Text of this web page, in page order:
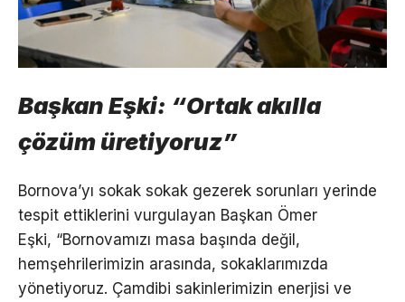
Başkan Eşki: “Ortak akılla
çözüm üretiyoruz”
Bornova’yı sokak sokak gezerek sorunları yerinde
tespit ettiklerini vurgulayan Başkan Ömer
Eşki, “Bornovamızı masa başında değil,
hemşehrilerimizin arasında, sokaklarımızda
yönetiyoruz. Çamdibi sakinlerimizin enerjisi ve